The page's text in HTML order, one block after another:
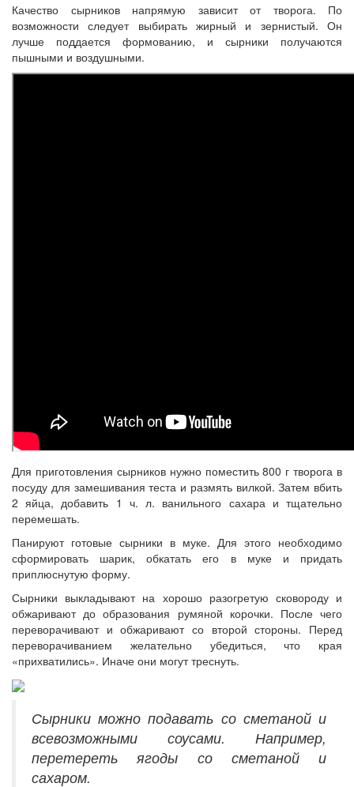
Качество сырников напрямую зависит от творога. По
возможности следует выбирать жирный и зернистый. Он
лучше поддается формованию, и сырники получаются
пышными и воздушными.
Для приготовления сырников нужно поместить 800 г творога в
посуду для замешивания теста и размять вилкой. Затем вбить
2 яйца, добавить 1 ч. л. ванильного сахара и тщательно
перемешать.
Панируют готовые сырники в муке. Для этого необходимо
сформировать шарик, обкатать его в муке и придать
приплюснутую форму.
Сырники выкладывают на хорошо разогретую сковороду и
обжаривают до образования румяной корочки. После чего
переворачивают и обжаривают со второй стороны. Перед
переворачиванием желательно убедиться, что края
«прихватились». Иначе они могут треснуть.
Сырники можно подавать со сметаной и
всевозможными соусами. Например,
перетереть ягоды со сметаной и
сахаром.